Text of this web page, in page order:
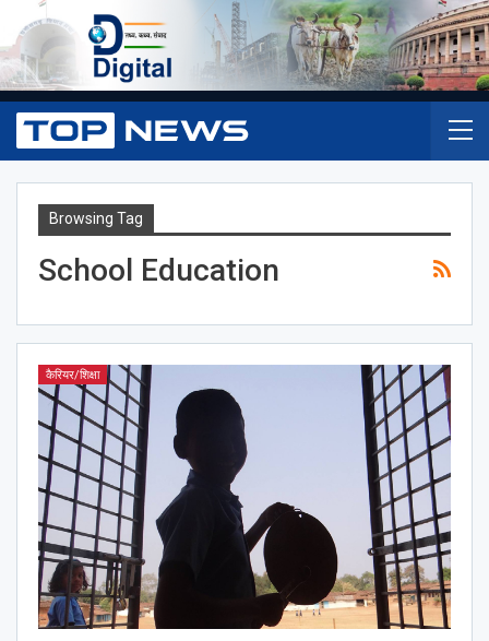
Browsing Tag
School Education
कैरियर/शिक्षा